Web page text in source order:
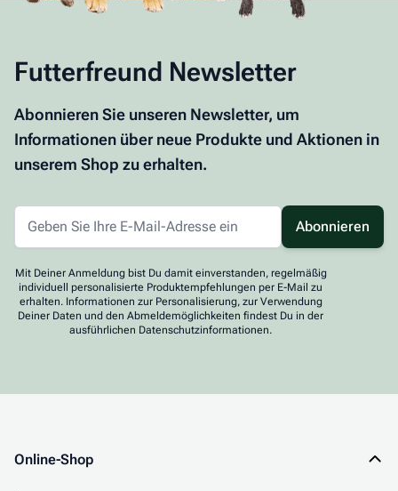
Futterfreund Newsletter
Abonnieren Sie unseren Newsletter, um
Informationen über neue Produkte und Aktionen in
unserem Shop zu erhalten.
Abonnieren
Mit Deiner Anmeldung bist Du damit einverstanden, regelmäßig
individuell personalisierte Produktempfehlungen per E-Mail zu
erhalten. Informationen zur Personalisierung, zur Verwendung
Deiner Daten und den Abmeldemöglichkeiten findest Du in der
ausführlichen Datenschutzinformationen.
Online-Shop